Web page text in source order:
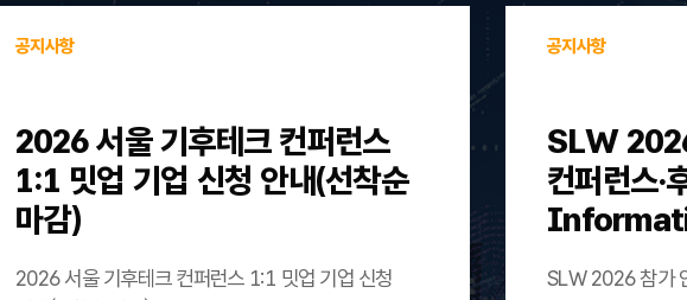
공지사항
2026 서울 기후테크 컨퍼런스
1:1 밋업 기업 신청 안내(선착순
마감)
2026 서울 기후테크 컨퍼런스 1:1 밋업 기업 신청
공지사항
SLW
컨퍼런스
SLW 2026 참가